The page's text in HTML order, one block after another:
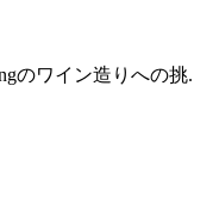
のワイン造りへの挑.